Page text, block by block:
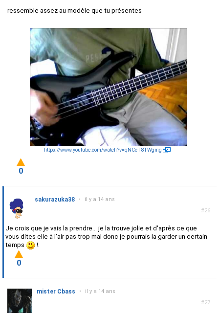
ressemble assez au modèle que tu présentes
https://www.youtube.com/watch?v=qNCcT8TWgmg
0
#26
sakurazuka38 • il y a 14 ans
Je crois que je vais la prendre... je la trouve jolie et d'après ce que
vous dites elle à l'air pas trop mal donc je pourrais la garder un certain
temps
!.
0
#27
mister Cbass • il y a 14 ans